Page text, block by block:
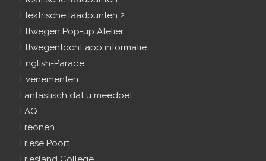
Elektrische laadpunten 2
Elfwegen Pop-up Atelier
Elfwegentocht app informatie
English-Parade
Evenementen
Fantastisch dat u meedoet
FAQ
Freonen
Friese Poort